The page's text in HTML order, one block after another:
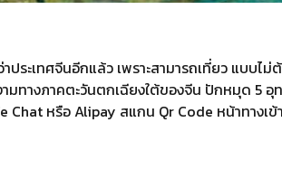
ประเทศจีนอีกแล้ว เพราะสามารถเที่ยว แบ
ทางภาคตะวันตกเฉียงใต้ของจีน ปักหมุด 5
Chat หรือ Alipay สแกน Qr Code หน้าทา